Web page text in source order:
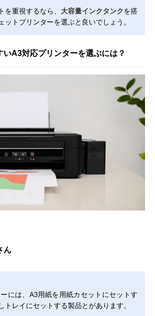
を重視するなら、 大容量インクタンクを搭
ットプリンターを選ぶと良いでしょう。
いA3対応プリンターを選ぶには？
ん
には、A3用紙を用紙カセットにセットす
トレイにセットする製品とがあります。